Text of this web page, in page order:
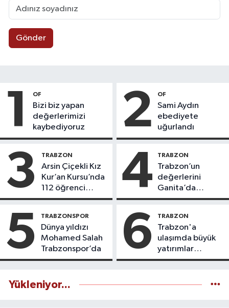
Gönder
1 OF
Bizi biz yapan
değerlerimizi
kaybediyoruz
2 OF
Sami Aydın
ebediyete
uğurlandı
3 TRABZON
Arsin Çiçekli Kız
Kur’an Kursu’nda
112 öğrenci
icazet aldı
4 TRABZON
Trabzon’un
değerlerini
Ganita’da
yaşatıyoruz
5 TRABZONSPOR
Dünya yıldızı
Mohamed Salah
Trabzonspor’da
6 TRABZON
Trabzon'a
ulaşımda büyük
yatırımlar
yapılıyor
Yükleniyor...